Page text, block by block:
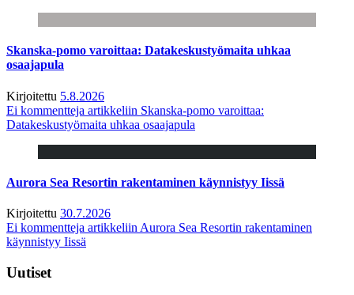
Skanska-pomo varoittaa: Datakeskustyömaita uhkaa
osaajapula
Kirjoitettu 5.8.2026
Ei kommentteja artikkeliin Skanska-pomo varoittaa:
Datakeskustyömaita uhkaa osaajapula
Aurora Sea Resortin rakentaminen käynnistyy Iissä
Kirjoitettu 30.7.2026
Ei kommentteja artikkeliin Aurora Sea Resortin rakentaminen
käynnistyy Iissä
Uutiset